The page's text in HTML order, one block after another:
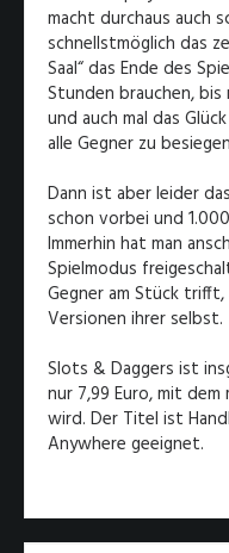
macht durchaus auch
schnellstmöglich das
Saal“ das Ende des
Stunden brauchen, bis
und auch mal das
alle Gegner zu
Dann ist aber leider
schon vorbei und
Immerhin hat man
Spielmodus
Gegner am Stück
Versionen ihrer selbst.
Slots & Daggers ist
nur 7,99 Euro, mit
wird. Der Titel ist
Anywhere geeignet.